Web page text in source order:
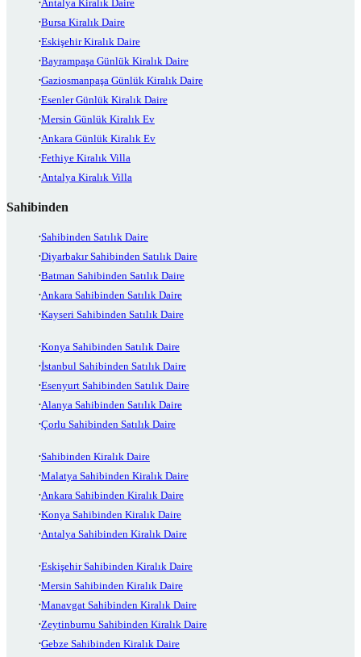
Antalya Kiralık Daire
Bursa Kiralık Daire
Eskişehir Kiralık Daire
Bayrampaşa Günlük Kiralık Daire
Gaziosmanpaşa Günlük Kiralık Daire
Esenler Günlük Kiralık Daire
Mersin Günlük Kiralık Ev
Ankara Günlük Kiralık Ev
Fethiye Kiralık Villa
Antalya Kiralık Villa
Sahibinden
Sahibinden Satılık Daire
Diyarbakır Sahibinden Satılık Daire
Batman Sahibinden Satılık Daire
Ankara Sahibinden Satılık Daire
Kayseri Sahibinden Satılık Daire
Konya Sahibinden Satılık Daire
İstanbul Sahibinden Satılık Daire
Esenyurt Sahibinden Satılık Daire
Alanya Sahibinden Satılık Daire
Çorlu Sahibinden Satılık Daire
Sahibinden Kiralık Daire
Malatya Sahibinden Kiralık Daire
Ankara Sahibinden Kiralık Daire
Konya Sahibinden Kiralık Daire
Antalya Sahibinden Kiralık Daire
Eskişehir Sahibinden Kiralık Daire
Mersin Sahibinden Kiralık Daire
Manavgat Sahibinden Kiralık Daire
Zeytinburnu Sahibinden Kiralık Daire
Gebze Sahibinden Kiralık Daire